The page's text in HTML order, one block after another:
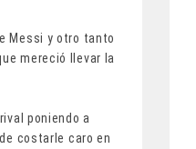
Messi y otro tanto
mereció llevar la
poniendo a
costarle caro en